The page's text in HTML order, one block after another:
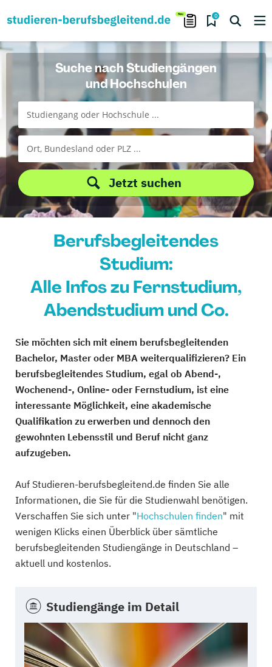
0
Suche nach Studiengängen
und Hochschulen
Jetzt suchen
Berufsbegleitendes
Studium:
Alle Infos zu Fernstudium,
Abendstudium und Co.
Sie möchten sich mit einem berufsbegleitenden
Bachelor, Master oder MBA weiterqualifizieren? Ein
berufsbegleitendes Studium, egal ob Abend-,
Wochenend-, Online- oder Fernstudium, ist eine
interessante Möglichkeit, eine akademische
Qualifikation zu erwerben und dennoch den
gewohnten Lebensstil und Beruf nicht ganz
aufzugeben.
Auf Studieren-berufsbegleitend.de finden Sie alle
Informationen, die Sie für die Studienwahl benötigen.
Verschaffen Sie sich unter "Hochschulen finden" mit
wenigen Klicks einen Überblick über sämtliche
berufsbegleitenden Studiengänge in Deutschland –
aktuell und kostenlos.
Studiengänge im Detail